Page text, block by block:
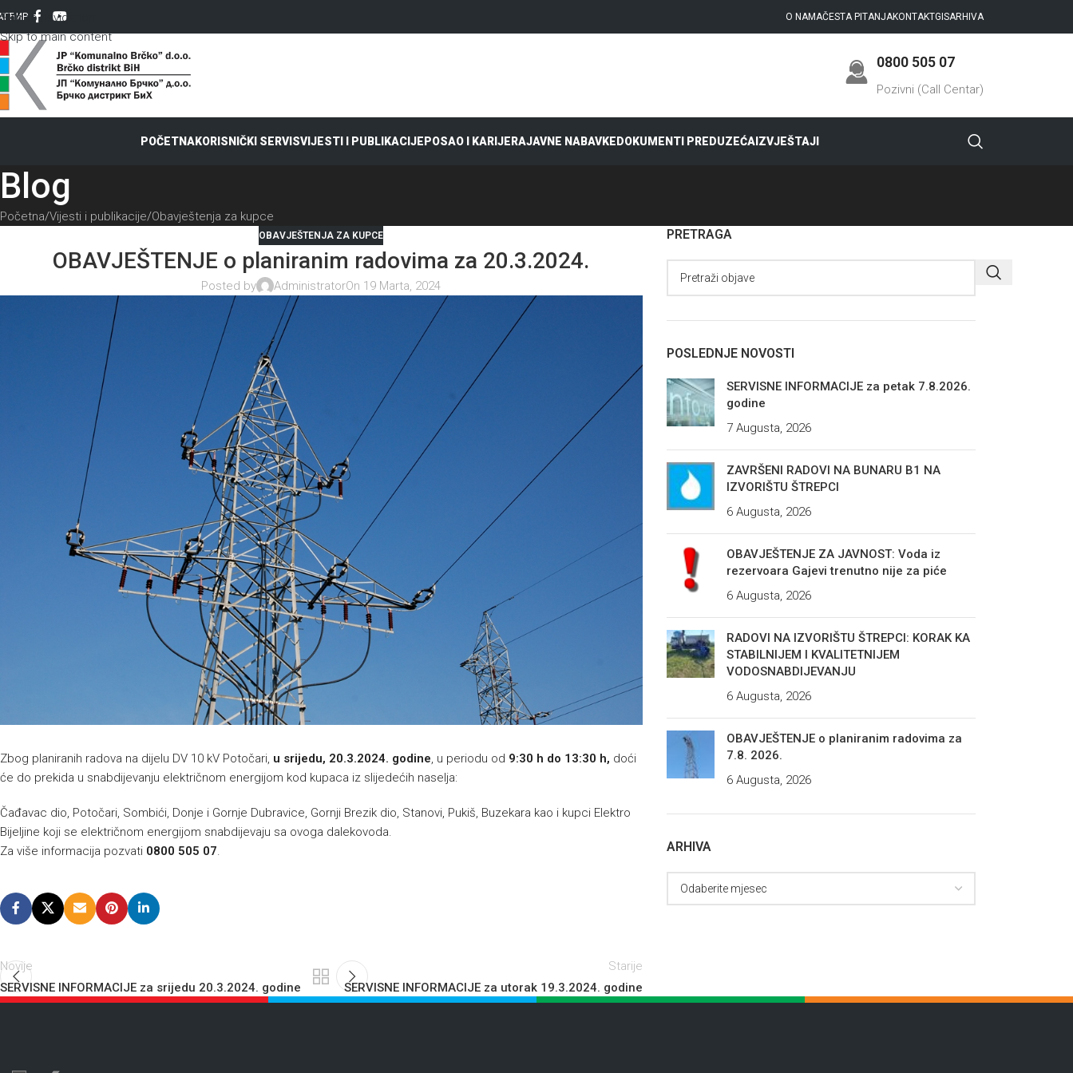
Skip to navigation
Skip to main content
ЋИР O NAMAČESTA PITANJAKONTAKTGISARHIVA
0800 505 07
Pozivni (Call Centar)
POČETNAKORISNIČKI SERVISVIJESTI I PUBLIKACIJEPOSAO I KARIJERAJAVNE NABAVKEDOKUMENTI PREDUZEĆAIZVJEŠTAJI
Blog
Početna Vijesti i publikacije Obavještenja za kupce
OBAVJEŠTENJA ZA KUPCE
OBAVJEŠTENJE o planiranim radovima za 20.3.2024.
Posted by AdministratorOn 19 Marta, 2024
Zbog planiranih radova na dijelu DV 10 kV Potočari, u srijedu, 20.3.2024. godine, u periodu od 9:30 h do 13:30 h, doći
će do prekida u snabdijevanju električnom energijom kod kupaca iz slijedećih naselja:
Čađavac dio, Potočari, Sombići, Donje i Gornje Dubravice, Gornji Brezik dio, Stanovi, Pukiš, Buzekara kao i kupci Elektro
Bijeljine koji se električnom energijom snabdijevaju sa ovoga dalekovoda.
Za više informacija pozvati 0800 505 07.
Novije
SERVISNE INFORMACIJE za srijedu 20.3.2024. godine
Starije
SERVISNE INFORMACIJE za utorak 19.3.2024. godine
PRETRAGA
POSLEDNJE NOVOSTI
SERVISNE INFORMACIJE za petak 7.8.2026.
godine
7 Augusta, 2026
ZAVRŠENI RADOVI NA BUNARU B1 NA
IZVORIŠTU ŠTREPCI
6 Augusta, 2026
OBAVJEŠTENJE ZA JAVNOST: Voda iz
rezervoara Gajevi trenutno nije za piće
6 Augusta, 2026
RADOVI NA IZVORIŠTU ŠTREPCI: KORAK KA
STABILNIJEM I KVALITETNIJEM
VODOSNABDIJEVANJU
6 Augusta, 2026
OBAVJEŠTENJE o planiranim radovima za
7.8. 2026.
6 Augusta, 2026
ARHIVA